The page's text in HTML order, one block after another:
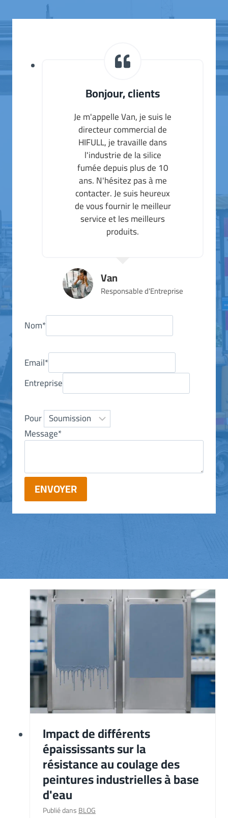
Bonjour, clients
Je m'appelle Van, je suis le
directeur commercial de
HIFULL, je travaille dans
l'industrie de la silice
fumée depuis plus de 10
ans. N'hésitez pas à me
contacter. Je suis heureux
de vous fournir le meilleur
service et les meilleurs
produits.
Van
Responsable d'Entreprise
Nom*
Email*
Entreprise
Pour
Message*
ENVOYER
Impact de différents
épaississants sur la
résistance au coulage des
peintures industrielles à base
d'eau
Publié dansBLOG